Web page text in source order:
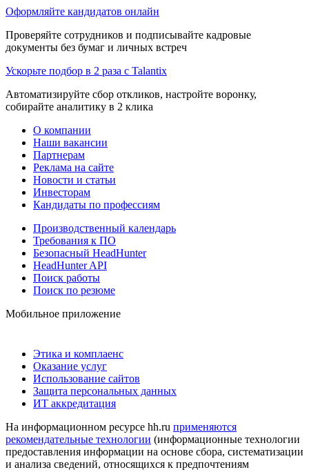
Оформляйте кандидатов онлайн
Проверяйте сотрудников и подписывайте кадровые
документы без бумаг и личных встреч
Ускорьте подбор в 2 раза с Talantix
Автоматизируйте сбор откликов, настройте воронку,
собирайте аналитику в 2 клика
О компании
Наши вакансии
Партнерам
Реклама на сайте
Новости и статьи
Инвесторам
Кандидаты по профессиям
Производственный календарь
Требования к ПО
Безопасный HeadHunter
HeadHunter API
Поиск работы
Поиск по резюме
Мобильное приложение
Этика и комплаенс
Оказание услуг
Использование сайтов
Защита персональных данных
ИТ аккредитация
На информационном ресурсе hh.ru применяются
рекомендательные технологии (информационные технологии
предоставления информации на основе сбора, систематизации
и анализа сведений, относящихся к предпочтениям